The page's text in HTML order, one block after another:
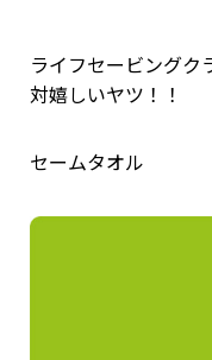
ライフセービングク
対嬉しいヤツ！！
セームタオル